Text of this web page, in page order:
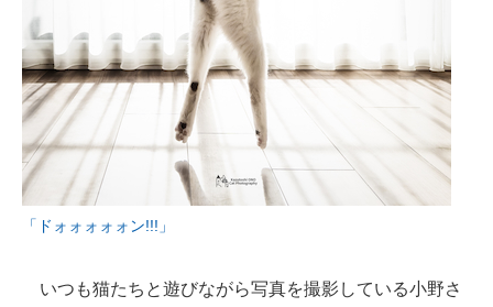
「ドォォォォォン!!!」
いつも猫たちと遊びながら写真を撮影している小野さ